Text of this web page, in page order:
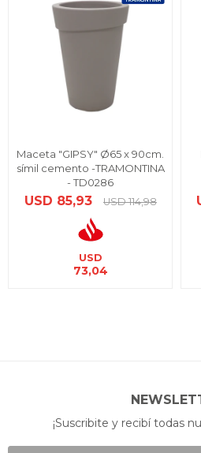
Maceta "GIPSY" Ø65 x 90cm.
símil cemento -TRAMONTINA
- TD0286
USD 85,93 USD 114,98
USD
73,04
¡Suscribite y recibí todas